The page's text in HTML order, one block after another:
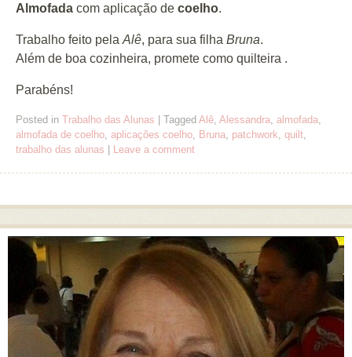
Almofada com aplicação de coelho.
Trabalho feito pela Alê, para sua filha Bruna.
Além de boa cozinheira, promete como quilteira .
Parabéns!
Posted in Trabalho das Alunas | Tagged Alê Alessandra almofada
almofada de coelho aplicações coelho Bruna patchwork quilt
trabalho das alunas | Leave a comment
Post navigation